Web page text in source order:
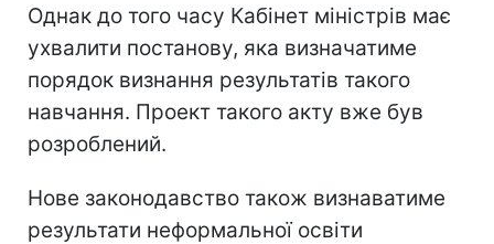
Однак до того часу Кабінет міністрів має
ухвалити постанову, яка визначатиме
порядок визнання результатів такого
навчання. Проект такого акту вже був
розроблений.
Нове законодавство також визнаватиме
результати неформальної освіти